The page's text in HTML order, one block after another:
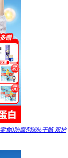
食0防腐剂66%干酪 双护